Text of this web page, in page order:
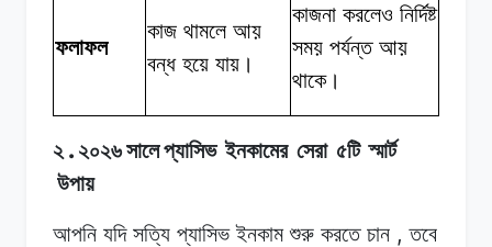
ফলাফল
কাজ থামলে আয়
বন্ধ হয়ে যায়।
কাজনা করলেও নির্দিষ্ট
সময় পর্যন্ত আয়
থাকে।
২ . ২০২৬সালেপ্যাসিভ ইনকামের সেরা ৫টি স্মার্ট
উপায়
আপনি যদি সত্যি প্যাসিভ ইনকাম শুরু করতে চান ,তবে